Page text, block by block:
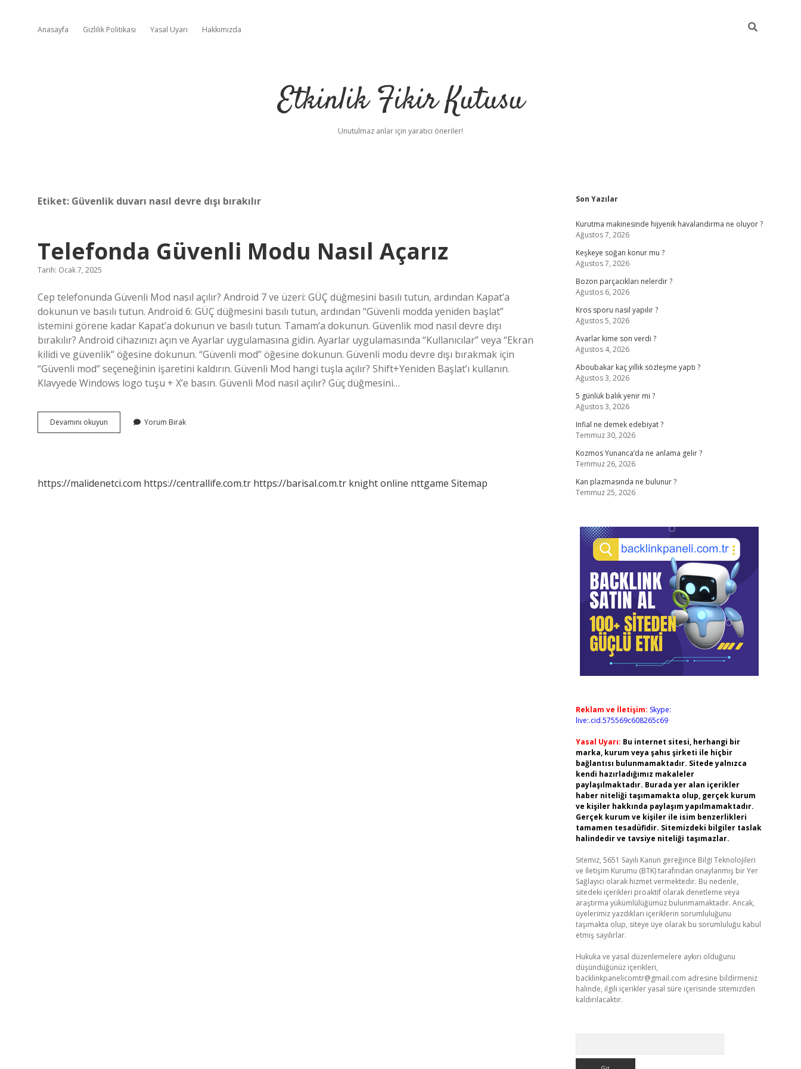
Anasayfa Gizlilik Politikası Yasal Uyarı Hakkımızda
Etkinlik Fikir Kutusu
Unutulmaz anlar için yaratıcı öneriler!
Etiket: Güvenlik duvarı nasıl devre dışı bırakılır
Telefonda Güvenli Modu Nasıl Açarız
Tarih: Ocak 7, 2025
Cep telefonunda Güvenli Mod nasıl açılır? Android 7 ve üzeri: GÜÇ düğmesini basılı tutun, ardından Kapat’a
dokunun ve basılı tutun. Android 6: GÜÇ düğmesini basılı tutun, ardından “Güvenli modda yeniden başlat”
istemini görene kadar Kapat’a dokunun ve basılı tutun. Tamam’a dokunun. Güvenlik mod nasıl devre dışı
bırakılır? Android cihazınızı açın ve Ayarlar uygulamasına gidin. Ayarlar uygulamasında “Kullanıcılar” veya “Ekran
kilidi ve güvenlik” öğesine dokunun. “Güvenli mod” öğesine dokunun. Güvenli modu devre dışı bırakmak için
“Güvenli mod” seçeneğinin işaretini kaldırın. Güvenli Mod hangi tuşla açılır? Shift+Yeniden Başlat’ı kullanın.
Klavyede Windows logo tuşu + X’e basın. Güvenli Mod nasıl açılır? Güç düğmesini…
Devamını okuyun Telefonda
Güvenli
Yorum Bırak
https://malidenetci.com https://centrallife.com.tr https://barisal.com.tr knight online nttgame Sitemap
Sidebar
Son Yazılar
Kurutma makinesinde hijyenik havalandırma ne oluyor ?
Ağustos 7, 2026
Keşkeye soğan konur mu ?
Ağustos 7, 2026
Bozon parçacıkları nelerdir ?
Ağustos 6, 2026
Kros sporu nasıl yapılır ?
Ağustos 5, 2026
Avarlar kime son verdi ?
Ağustos 4, 2026
Aboubakar kaç yıllık sözleşme yaptı ?
Ağustos 3, 2026
5 günlük balık yenir mi ?
Ağustos 3, 2026
Infial ne demek edebiyat ?
Temmuz 30, 2026
Kozmos Yunanca’da ne anlama gelir ?
Temmuz 26, 2026
Kan plazmasında ne bulunur ?
Temmuz 25, 2026
Reklam ve İletişim: Skype:
live:.cid.575569c608265c69
Yasal Uyarı: Bu internet sitesi, herhangi bir
marka, kurum veya şahıs şirketi ile hiçbir
bağlantısı bulunmamaktadır. Sitede yalnızca
kendi hazırladığımız makaleler
paylaşılmaktadır. Burada yer alan içerikler
haber niteliği taşımamakta olup, gerçek kurum
ve kişiler hakkında paylaşım yapılmamaktadır.
Gerçek kurum ve kişiler ile isim benzerlikleri
tamamen tesadüfidir. Sitemizdeki bilgiler taslak
halindedir ve tavsiye niteliği taşımazlar.
Sitemiz, 5651 Sayılı Kanun gereğince Bilgi Teknolojileri
ve İletişim Kurumu (BTK) tarafından onaylanmış bir Yer
Sağlayıcı olarak hizmet vermektedir. Bu nedenle,
sitedeki içerikleri proaktif olarak denetleme veya
araştırma yükümlülüğümüz bulunmamaktadır. Ancak,
üyelerimiz yazdıkları içeriklerin sorumluluğunu
taşımakta olup, siteye üye olarak bu sorumluluğu kabul
etmiş sayılırlar.
Hukuka ve yasal düzenlemelere aykırı olduğunu
düşündüğünüz içerikleri,
backlinkpanelicomtr@gmail.com adresine bildirmeniz
halinde, ilgili içerikler yasal süre içerisinde sitemizden
kaldırılacaktır.